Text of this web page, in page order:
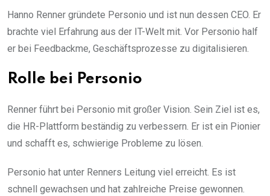
Hanno Renner gründete Personio und ist nun dessen CEO. Er
brachte viel Erfahrung aus der IT-Welt mit. Vor Personio half
er bei Feedbackme, Geschäftsprozesse zu digitalisieren.
Rolle bei Personio
Renner führt bei Personio mit großer Vision. Sein Ziel ist es,
die HR-Plattform beständig zu verbessern. Er ist ein Pionier
und schafft es, schwierige Probleme zu lösen.
Personio hat unter Renners Leitung viel erreicht. Es ist
schnell gewachsen und hat zahlreiche Preise gewonnen.